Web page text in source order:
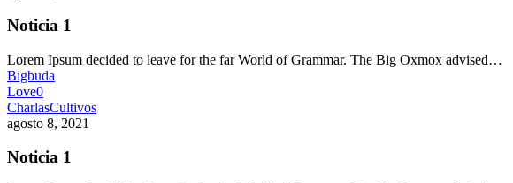
Noticia 1
Lorem Ipsum decided to leave for the far World of Grammar. The Big Oxmox advised…
Bigbuda
Love0
CharlasCultivos
agosto 8, 2021
Noticia 1